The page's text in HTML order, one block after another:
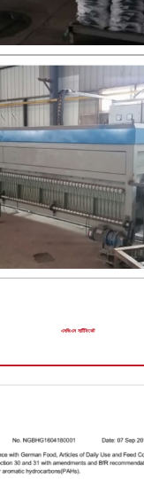
এসজিএস সার্টিফিকেট